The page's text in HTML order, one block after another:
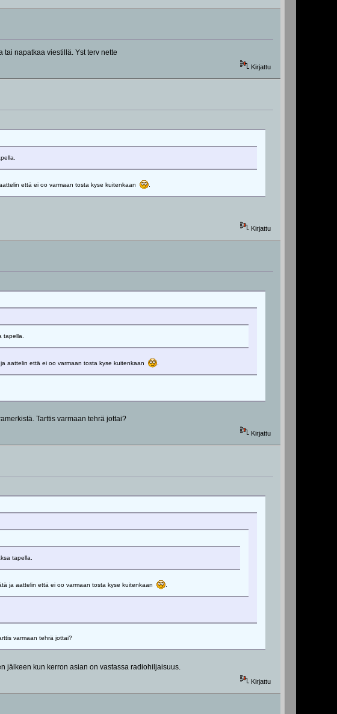
napatkaa viestillä. Yst terv nette
Kirjattu
että ei oo varmaan tosta kyse kuitenkaan .
Kirjattu
tapella.
aattelin että ei oo varmaan tosta kyse kuitenkaan .
Tarttis varmaan tehrä jottai?
Kirjattu
tapella.
ja aattelin että ei oo varmaan tosta kyse kuitenkaan .
varmaan tehrä jottai?
jälkeen kun kerron asian on vastassa radiohiljaisuus.
Kirjattu